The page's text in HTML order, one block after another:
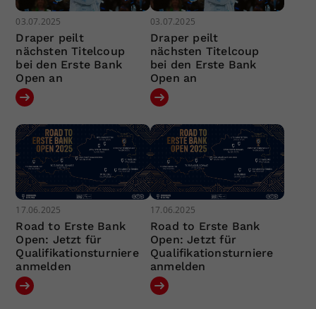
03.07.2025
Draper peilt
nächsten Titelcoup
bei den Erste Bank
Open an
03.07.2025
Draper peilt
nächsten Titelcoup
bei den Erste Bank
Open an
17.06.2025
Road to Erste Bank
Open: Jetzt für
Qualifikationsturniere
anmelden
17.06.2025
Road to Erste Bank
Open: Jetzt für
Qualifikationsturniere
anmelden